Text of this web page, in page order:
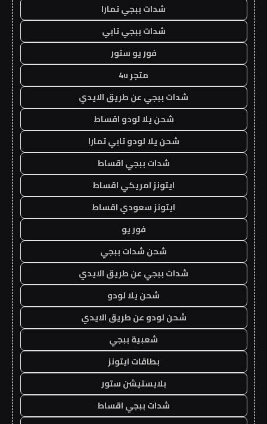
شدات ببجي تمارا
شدات ببجي تابي
فور يو ستور
متجر 4u
شدات ببجي عن طريق الايدي
شحن يلا لودو اقساط
شحن يلا لودو تابي تمارا
شدات ببجي اقساط
ايتونز امريكي اقساط
ايتونز سعودي اقساط
فور يو
شحن شدات ببجي
شدات ببجي عن طريق الايدي
شحن يلا لودو
شحن لودو عن طريق الايدي
شعبية ببجي
بطاقات ايتونز
بلايستيشن ستور
شدات ببجي اقساط